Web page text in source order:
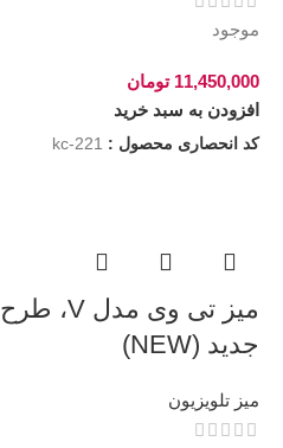
موجود
11,450,000 تومان
افزودن به سبد خرید
کد انحصاری محصول : kc-221
میز تی وی مدل V، طرح
جدید (NEW)
میز تلویزیون